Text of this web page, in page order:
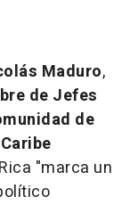
Maduro,
de Jefes
de
"marca un